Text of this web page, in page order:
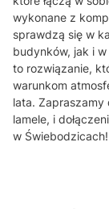
wykonane z
sprawdzą się w
budynków, jak i
to rozwiązanie,
warunkom
lata. Zapraszamy
lamele, i
w Świebodzicach!